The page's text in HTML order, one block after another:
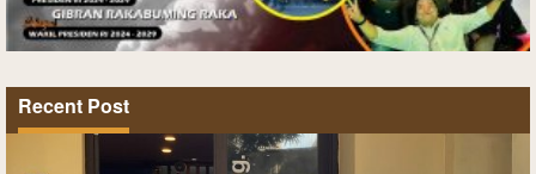
Recent Post